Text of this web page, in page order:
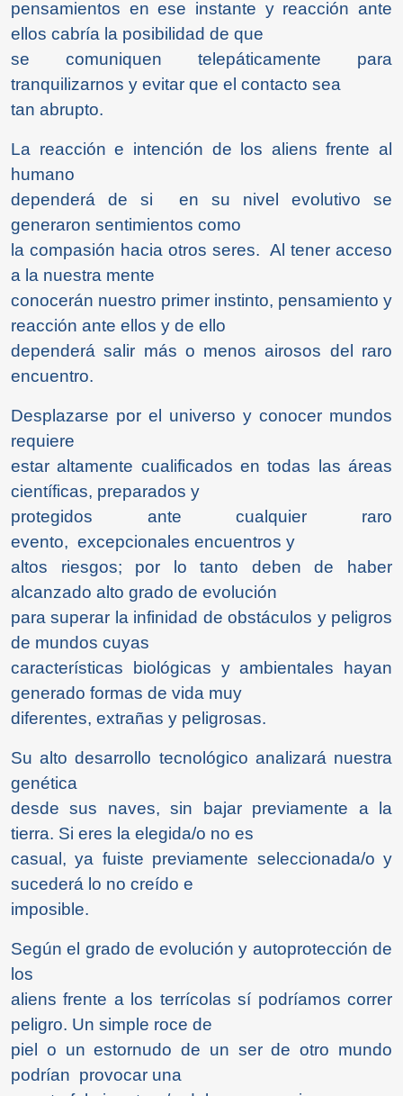
pensamientos en ese instante y reacción ante
ellos cabría la posibilidad de que
se comuniquen telepáticamente para
tranquilizarnos y evitar que el contacto sea
tan abrupto.
La reacción e intención de los aliens frente al
humano
dependerá de si en su nivel evolutivo se
generaron sentimientos como
la compasión hacia otros seres. Al tener acceso
a la nuestra mente
conocerán nuestro primer instinto, pensamiento y
reacción ante ellos y de ello
dependerá salir más o menos airosos del raro
encuentro.
Desplazarse por el universo y conocer mundos
requiere
estar altamente cualificados en todas las áreas
científicas, preparados y
protegidos ante cualquier raro
evento, excepcionales encuentros y
altos riesgos; por lo tanto deben de haber
alcanzado alto grado de evolución
para superar la infinidad de obstáculos y peligros
de mundos cuyas
características biológicas y ambientales hayan
generado formas de vida muy
diferentes, extrañas y peligrosas.
Su alto desarrollo tecnológico analizará nuestra
genética
desde sus naves, sin bajar previamente a la
tierra. Si eres la elegida/o no es
casual, ya fuiste previamente seleccionada/o y
sucederá lo no creído e
imposible.
Según el grado de evolución y autoprotección de
los
aliens frente a los terrícolas sí podríamos correr
peligro. Un simple roce de
piel o un estornudo de un ser de otro mundo
podrían provocar una